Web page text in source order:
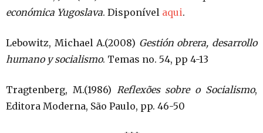
económica Yugoslava. Disponível aqui.
Lebowitz, Michael A.(2008) Gestión obrera, desarrollo
humano y socialismo. Temas no. 54, pp 4-13
Tragtenberg, M.(1986) Reflexões sobre o Socialismo,
Editora Moderna, São Paulo, pp. 46-50